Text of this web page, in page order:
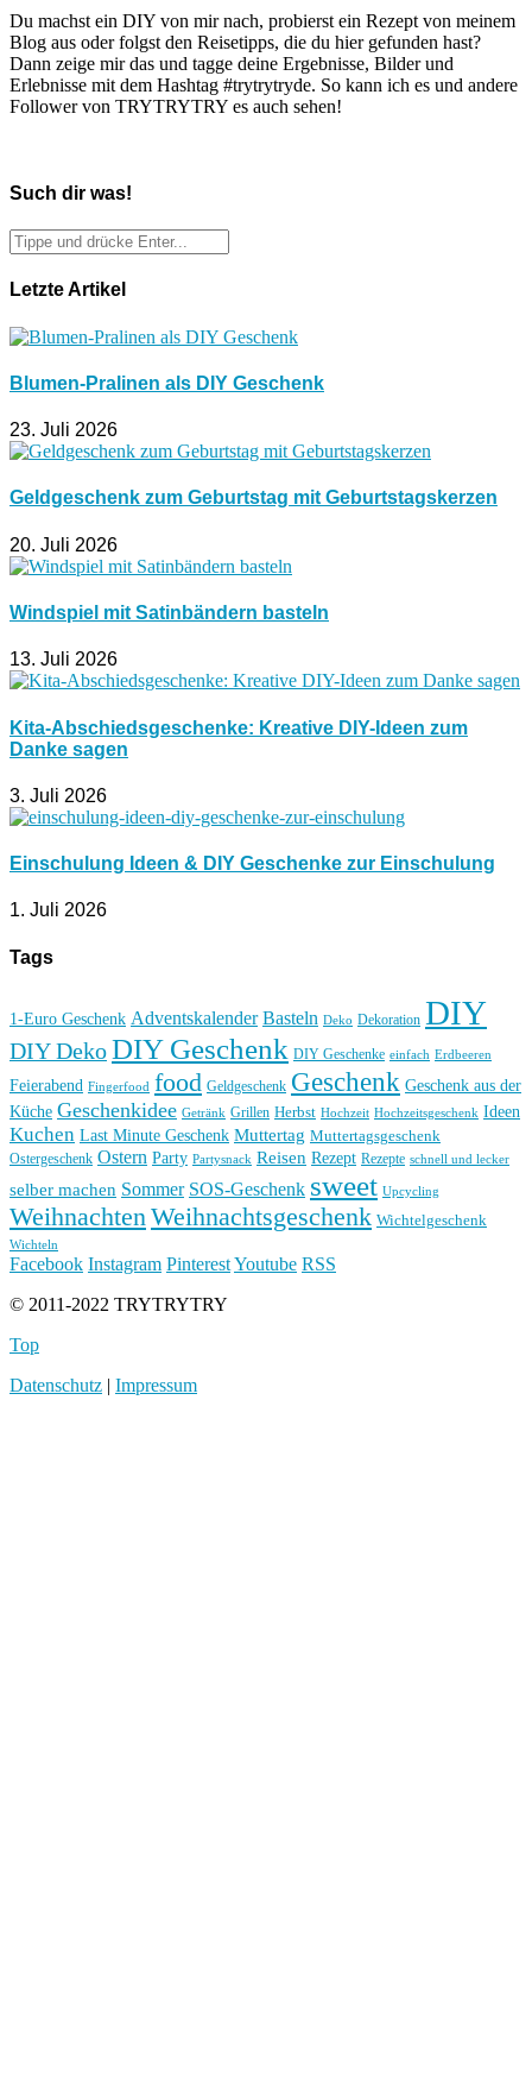
Du machst ein DIY von mir nach, probierst ein Rezept von meinem
Blog aus oder folgst den Reisetipps, die du hier gefunden hast?
Dann zeige mir das und tagge deine Ergebnisse, Bilder und
Erlebnisse mit dem Hashtag #trytrytryde. So kann ich es und andere
Follower von TRYTRYTRY es auch sehen!
Such dir was!
Letzte Artikel
Blumen-Pralinen als DIY Geschenk
23. Juli 2026
Geldgeschenk zum Geburtstag mit Geburtstagskerzen
20. Juli 2026
Windspiel mit Satinbändern basteln
13. Juli 2026
Kita-Abschiedsgeschenke: Kreative DIY-Ideen zum
Danke sagen
3. Juli 2026
Einschulung Ideen & DIY Geschenke zur Einschulung
1. Juli 2026
Tags
1-Euro Geschenk Adventskalender Basteln Deko Dekoration DIY
DIY DekoDIY Geschenk DIY Geschenke einfach Erdbeeren
Feierabend Fingerfood food Geldgeschenk Geschenk Geschenk aus der
Küche Geschenkidee Getränk Grillen Herbst Hochzeit Hochzeitsgeschenk Ideen
Kuchen Last Minute Geschenk Muttertag Muttertagsgeschenk
Ostergeschenk Ostern Party Partysnack Reisen Rezept Rezepte schnell und lecker
selber machen Sommer SOS-Geschenk sweet Upcycling
WeihnachtenWeihnachtsgeschenk Wichtelgeschenk
Wichteln
Facebook Instagram PinterestYoutube RSS
© 2011-2022 TRYTRYTRY
Top
Datenschutz | Impressum